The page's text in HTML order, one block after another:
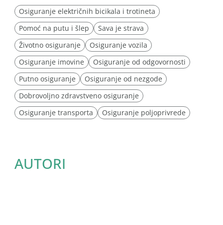
Osiguranje električnih bicikala i trotineta
Pomoć na putu i šlep
Sava je strava
Životno osiguranje
Osiguranje vozila
Osiguranje imovine
Osiguranje od odgovornosti
Putno osiguranje
Osiguranje od nezgode
Dobrovoljno zdravstveno osiguranje
Osiguranje transporta
Osiguranje poljoprivrede
AUTORI